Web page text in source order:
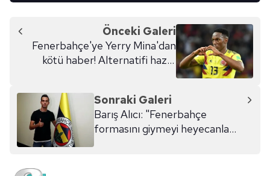
Önceki Galeri
Fenerbahçe'ye Yerry Mina'dan
kötü haber! Alternatifi hazır:
Sonraki Galeri
Barış Alıcı: "Fenerbahçe
formasını giymeyi heyecanla